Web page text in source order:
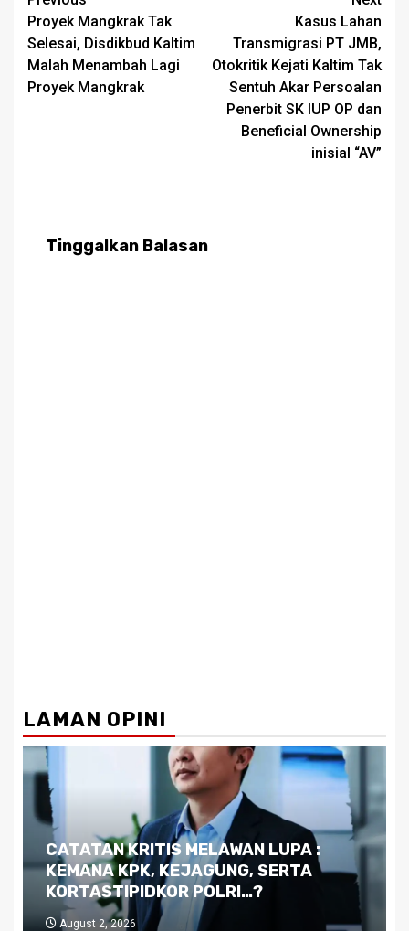
navigation
Proyek Mangkrak Tak
Selesai, Disdikbud Kaltim
Malah Menambah Lagi
Proyek Mangkrak
Kasus Lahan
Transmigrasi PT JMB,
Otokritik Kejati Kaltim Tak
Sentuh Akar Persoalan
Penerbit SK IUP OP dan
Beneficial Ownership
inisial “AV”
Tinggalkan Balasan
LAMAN OPINI
Dilema Kaltim di Tengah Krisis:
Kutukan Sumber Daya Alam dan
Pemimpin yang Tak Kreatif
July 29, 2026